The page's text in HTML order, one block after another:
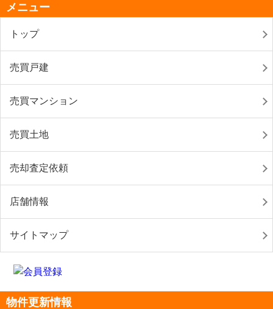
メニュー
トップ
売買戸建
売買マンション
売買土地
売却査定依頼
店舗情報
サイトマップ
物件更新情報